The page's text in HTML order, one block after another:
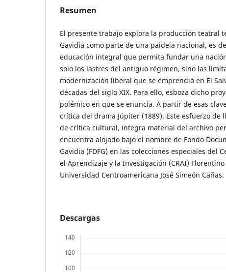
Resumen
El presente trabajo explora la producción teatral
Gavidia como parte de una paideia nacional, es
educación integral que permita fundar una
solo los lastres del antiguo régimen, sino las
modernización liberal que se emprendió en El
décadas del siglo XIX. Para ello, esboza dicho
polémico en que se enuncia. A partir de esas
crítica del drama Júpiter (1889). Este esfuerzo de
de crítica cultural, integra material del archivo
encuentra alojado bajo el nombre de Fondo
Gavidia (FDFG) en las colecciones especiales del
el Aprendizaje y la Investigación (CRAI)
Universidad Centroamericana José Simeón Cañas.
Descargas